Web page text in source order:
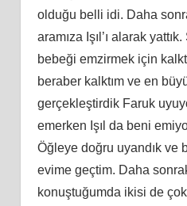
olduğu belli idi. Daha
aramıza Işıl’ı alarak
bebeği emzirmek için
beraber kalktım ve en
gerçekleştirdik Faruk
emerken Işıl da beni
Öğleye doğru uyandık ve
evime geçtim. Daha
konuştuğumda ikisi de